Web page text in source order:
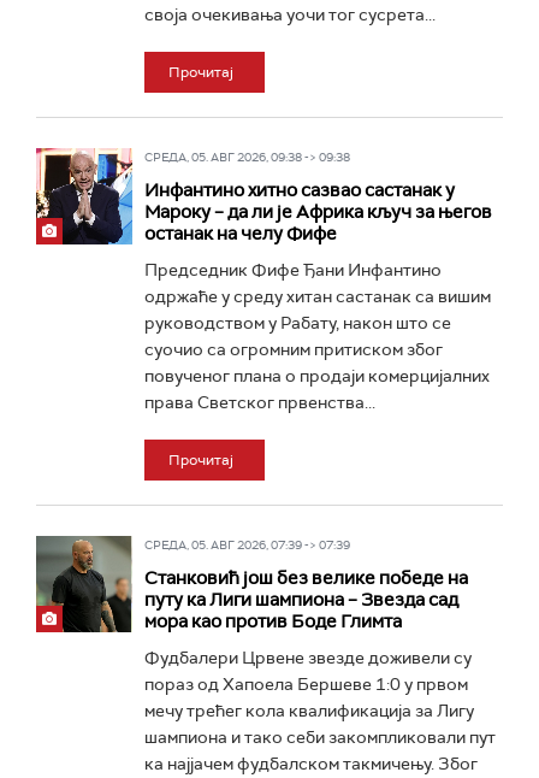
своја очекивања уочи тог сусрета...
Прочитај
СРЕДА, 05. АВГ 2026, 09:38 -> 09:38
Инфантино хитно сазвао састанак у
Мароку – да ли је Африка кључ за његов
останак на челу Фифе
Председник Фифе Ђани Инфантино
одржаће у среду хитан састанак са вишим
руководством у Рабату, након што се
суочио са огромним притиском због
повученог плана о продаји комерцијалних
права Светског првенства...
Прочитај
СРЕДА, 05. АВГ 2026, 07:39 -> 07:39
Станковић још без велике победе на
путу ка Лиги шампиона – Звезда сад
мора као против Боде Глимта
Фудбалери Црвене звезде доживели су
пораз од Хапоела Бершеве 1:0 у првом
мечу трећег кола квалификација за Лигу
шампиона и тако себи закомпликовали пут
ка најјачем фудбалском такмичењу. Због